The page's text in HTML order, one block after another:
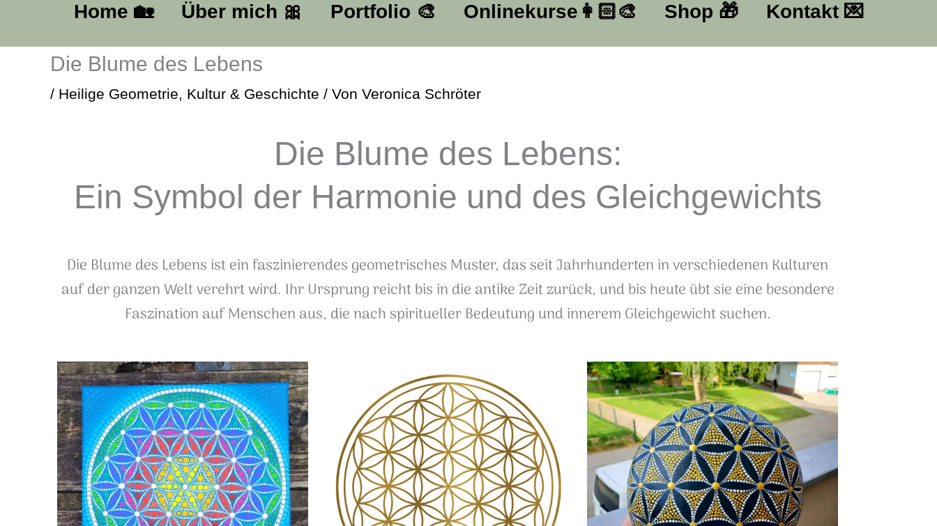
Home ​🏡​ Über mich​ ​🎀​ Portfolio ​🎨​ Onlinekurse👩🏻‍🎨 Shop ​🎁​ Kontakt ​💌​
Die Blume des Lebens
/ Heilige Geometrie, Kultur & Geschichte / Von Veronica Schröter
Die Blume des Lebens:
Ein Symbol der Harmonie und des Gleichgewichts
Die Blume des Lebens ist ein faszinierendes geometrisches Muster, das seit Jahrhunderten in verschiedenen Kulturen
auf der ganzen Welt verehrt wird. Ihr Ursprung reicht bis in die antike Zeit zurück, und bis heute übt sie eine besondere
Faszination auf Menschen aus, die nach spiritueller Bedeutung und innerem Gleichgewicht suchen.